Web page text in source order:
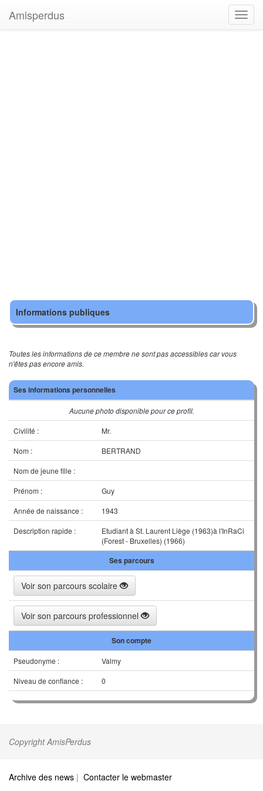
Amisperdus
Informations publiques
Toutes les informations de ce membre ne sont pas accessibles car vous
n'êtes pas encore amis.
Ses informations personnelles
Aucune photo disponible pour ce profil.
Civilité :
Mr.
Nom :
BERTRAND
Nom de jeune fille :
Prénom :
Guy
Année de naissance :
1943
Description rapide :
Etudiant à St. Laurent Liège (1963)à l'InRaCi
(Forest - Bruxelles) (1966)
Ses parcours
Voir son parcours scolaire
Voir son parcours professionnel
Son compte
Pseudonyme :
Valmy
Niveau de confiance :
0
Copyright AmisPerdus
Archive des news | Contacter le webmaster